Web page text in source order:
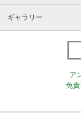
ギャラリー
ア
免